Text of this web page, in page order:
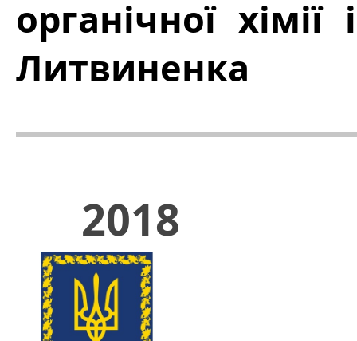
органічної
Литвиненка
2018